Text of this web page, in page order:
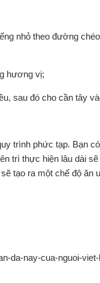
nhỏ theo đường
hương vị;
sau đó cho cần tây
trình phức tạp. Bạn
trì thực hiện lâu dài
tạo ra một chế độ ăn
da-nay-cua-nguoi-